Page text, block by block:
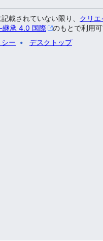
載されていない限り、 クリエ
継承 4.0 国際
のもとで利用可
ー
デスクトップ